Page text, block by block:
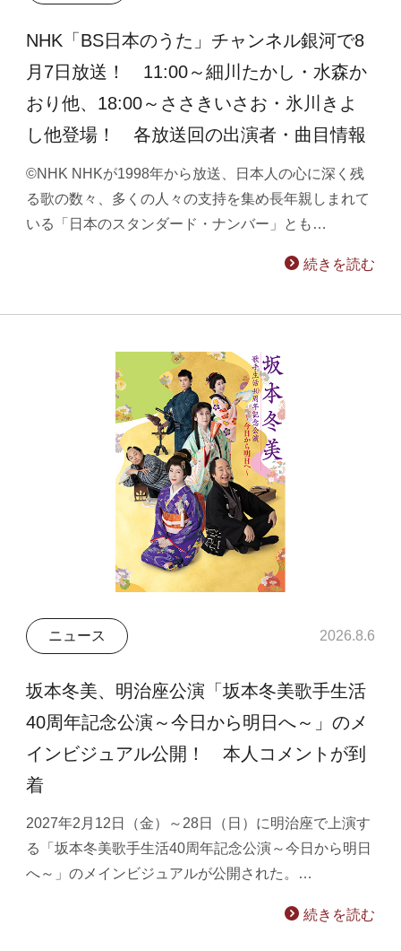
NHK「BS日本のうた」チャンネル銀河で8
月7日放送！ 11:00～細川たかし・水森か
おり他、18:00～ささきいさお・氷川きよ
し他登場！ 各放送回の出演者・曲目情報
©NHK NHKが1998年から放送、日本人の心に深く残
る歌の数々、多くの人々の支持を集め長年親しまれて
いる「日本のスタンダード・ナンバー」とも…
続きを読む
ニュース 2026.8.6
坂本冬美、明治座公演「坂本冬美歌手生活
40周年記念公演～今日から明日へ～」のメ
インビジュアル公開！ 本人コメントが到
着
2027年2月12日（金）～28日（日）に明治座で上演す
る「坂本冬美歌手生活40周年記念公演～今日から明日
へ～」のメインビジュアルが公開された。…
続きを読む